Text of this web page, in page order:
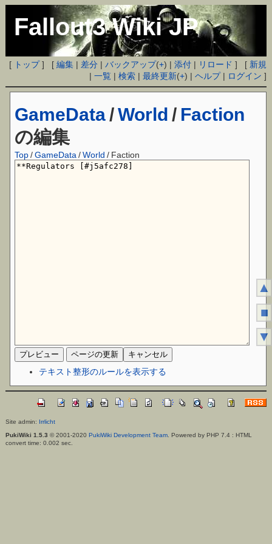
Fallout3 Wiki JP
[ トップ] [編集 | 差分 |バックアップ(+) |添付 | リロード ] [ 新規
|一覧 |検索 |最終更新(+) |ヘルプ| ログイン ]
GameData /World / Faction
の編集
Top /GameData /World / Faction
テキスト整形のルールを表示する
Site admin: Irrlicht
PukiWiki 1.5.3 © 2001-2020 PukiWiki Development Team. Powered by PHP 7.4 : HTML
convert time: 0.002 sec.
▲
■
▼